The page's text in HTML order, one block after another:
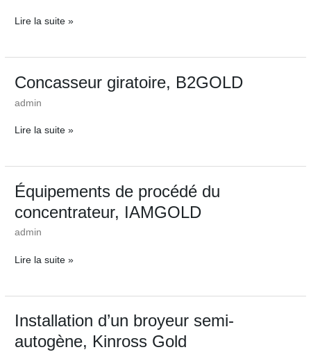
Glencore
Lire la suite »
Concasseur giratoire, B2GOLD
admin
Concasseur
B2GOLD
Lire la suite »
Équipements de procédé du
concentrateur, IAMGOLD
admin
Équipements
de
procédé
du
IAMGOLD
Lire la suite »
Installation d’un broyeur semi-
autogène, Kinross Gold
Installation
broyeur